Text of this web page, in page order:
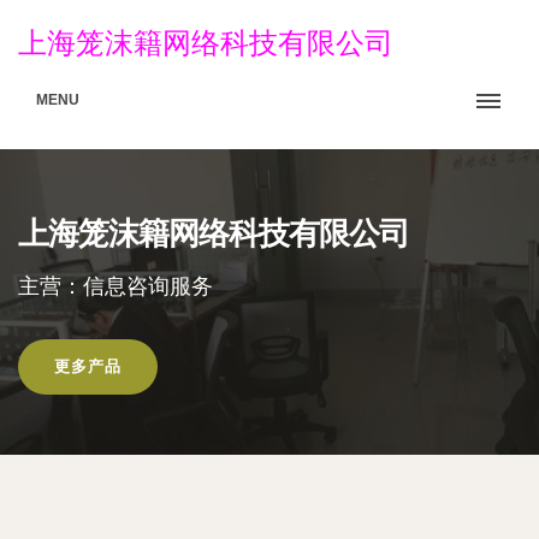
上海笼沫籍网络科技有限公司
MENU
上海笼沫籍网络科技有限公司
主营：信息咨询服务
更多产品